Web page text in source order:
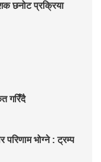
छनोट प्रक्रिया
गरिँदै
भोग्ने : ट्रम्प